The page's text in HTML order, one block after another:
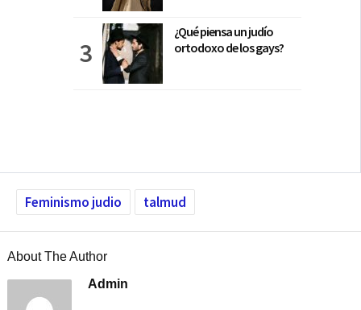
¿Qué piensa un judío
ortodoxo de los gays?
Feminismo judio talmud
About The Author
Admin